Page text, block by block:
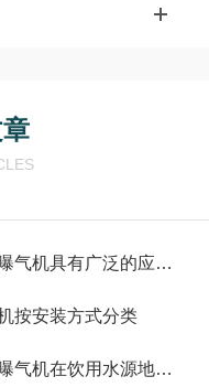
机具有广泛的应用领域
按安装方式分类
饮用水源地保护中的重要意义